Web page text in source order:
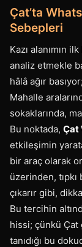
Çat’ta
Sebepleri
Kazı alanımın
analiz etmekle
hâlâ ağır
Mahalle
sokaklarında,
Bu noktada, Çat
etkileşimin
bir araç olarak
üzerinden,
çıkarır gibi,
Bu tercihin
hissi; çünkü
tanıdığı bu